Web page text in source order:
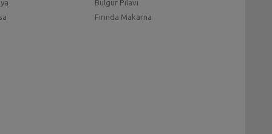
Bulgur Pilavı
Fırında Makarna